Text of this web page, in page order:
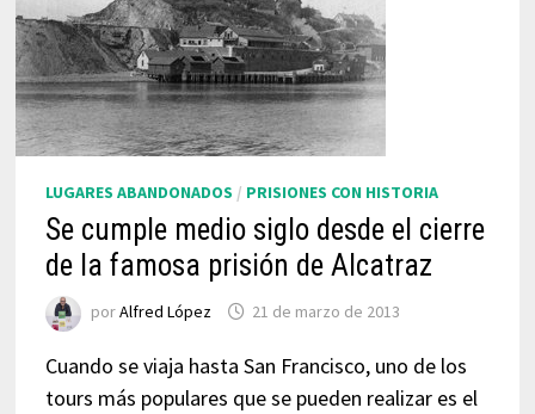
LUGARES ABANDONADOS / PRISIONES CON HISTORIA
Se cumple medio siglo desde el cierre
de la famosa prisión de Alcatraz
porAlfred López 21 de marzo de 2013
Cuando se viaja hasta San Francisco, uno de los
tours más populares que se pueden realizar es el